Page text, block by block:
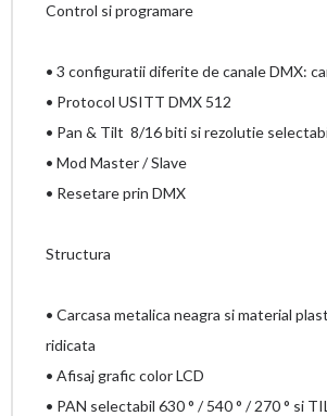
Control si programare
• 3 configuratii diferite de canale DMX:
• Protocol USITT DMX 512
• Pan & Tilt 8/16 biti si rezolutie
• Mod Master / Slave
• Resetare prin DMX
Structura
• Carcasa metalica neagra si material
ridicata
• Afisaj grafic color LCD
• PAN selectabil 630 ° / 540 ° / 270 ° si